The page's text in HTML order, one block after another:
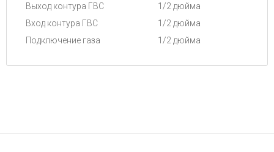
Выход контура ГВС
1/2 дюйма
Вход контура ГВС
1/2 дюйма
Подключение газа
1/2 дюйма